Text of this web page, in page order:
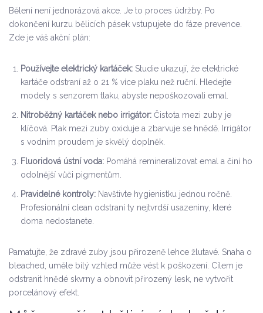
Bělení není jednorázová akce. Je to proces údržby. Po
dokončení kurzu bělicích pásek vstupujete do fáze prevence.
Zde je váš akční plán:
Používejte elektrický kartáček: Studie ukazují, že elektrické
kartáče odstraní až o 21 % více plaku než ruční. Hledejte
modely s senzorem tlaku, abyste nepoškozovali emal.
Nitroběžný kartáček nebo irrigátor: Čistota mezi zuby je
klíčová. Plak mezi zuby oxiduje a zbarvuje se hnědě. Irrigátor
s vodním proudem je skvělý doplněk.
Fluoridová ústní voda: Pomáhá remineralizovat emal a činí ho
odolnější vůči pigmentům.
Pravidelné kontroly: Navštivte hygienistku jednou ročně.
Profesionální clean odstraní ty nejtvrdší usazeniny, které
doma nedostanete.
Pamatujte, že zdravé zuby jsou přirozeně lehce žlutavé. Snaha o
bleached, uměle bílý vzhled může vést k poškození. Cílem je
odstranit hnědé skvrny a obnovit přirozený lesk, ne vytvořit
porcelánový efekt.